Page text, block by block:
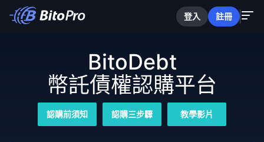
登入 註冊
BitoDebt
幣託債權認購平台
認購前須知 認購三步驟 教學影片